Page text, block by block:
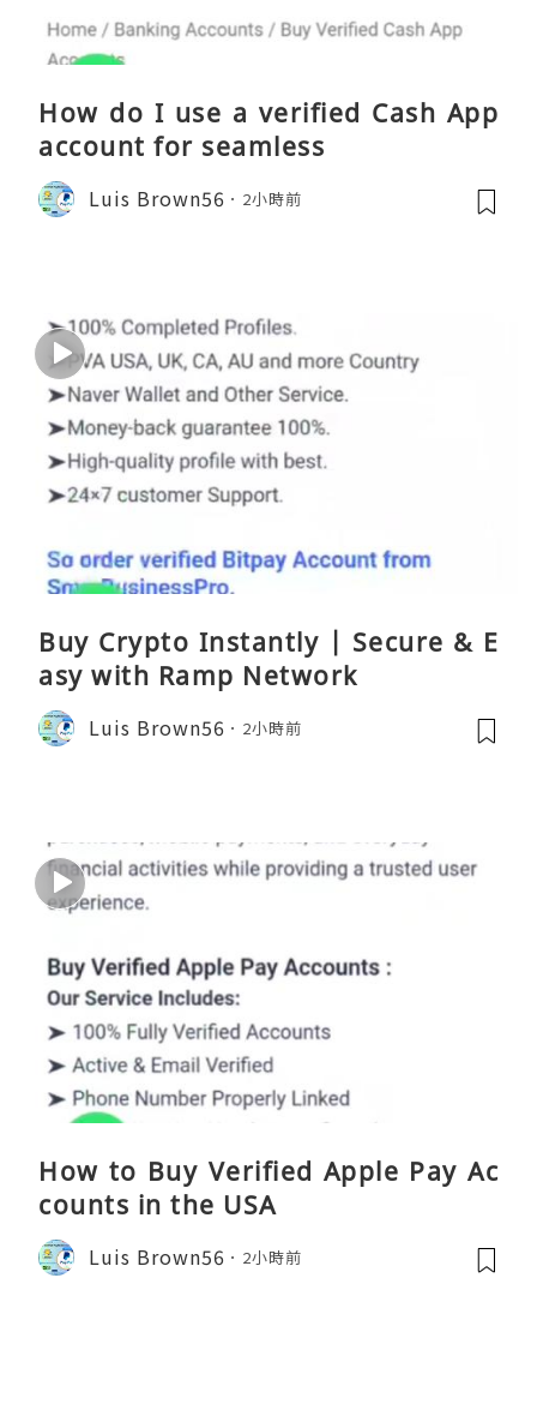
How do I use a verified Cash App
account for seamless
Luis Brown56 2小時前
Buy Crypto Instantly | Secure & E
asy with Ramp Network
Luis Brown56 2小時前
How to Buy Verified Apple Pay Ac
counts in the USA
Luis Brown56 2小時前